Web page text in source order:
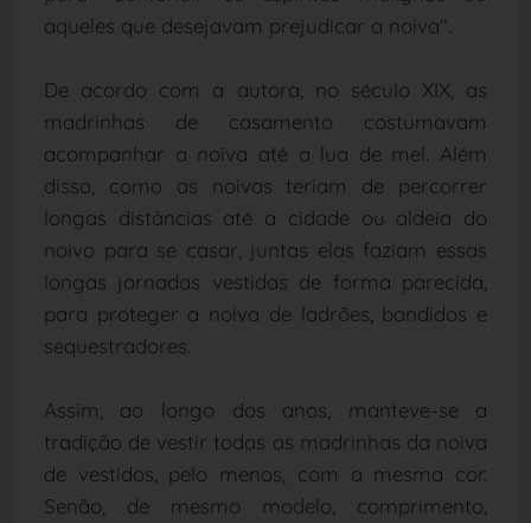
aqueles que desejavam prejudicar a noiva".
De acordo com a autora, no século XIX, as
madrinhas de casamento costumavam
acompanhar a noiva até a lua de mel. Além
disso, como as noivas teriam de percorrer
longas distâncias até a cidade ou aldeia do
noivo para se casar, juntas elas faziam essas
longas jornadas vestidas de forma parecida,
para proteger a noiva de ladrões, bandidos e
sequestradores.
Assim, ao longo dos anos, manteve-se a
tradição de vestir todas as madrinhas da noiva
de vestidos, pelo menos, com a mesma cor.
Senão, de mesmo modelo, comprimento,